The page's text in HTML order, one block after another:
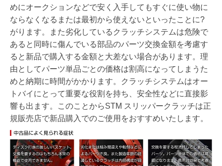
めにオークションなどで安く入手してもすぐに使い物に
ならなくなるまたは最初から使えないといったことに?
がります。また劣化しているクラッチシステムは危険で
あると同時に傷んでいる部品のパーツ交換金額を考慮す
ると新品で購入する金額と大差ない場合があります。理
由としてパーツ単品ごとの価格は割高になってしまうた
めと納期に時間がかかります。クラッチシステムはオー
トバイにとって重要な役割を持ち、安全性などに直接影
響も出ます。このことからSTM スリッパークラッチは正
規販売店で新品購入でのご使用をおすすめいたします。